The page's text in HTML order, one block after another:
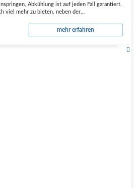
Abkühlung ist auf jeden Fall garantiert.
viel mehr zu bieten, neben der…
mehr erfahren